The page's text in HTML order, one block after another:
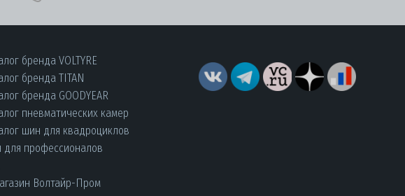
бренда VOLTYRE
бренда TITAN
бренда GOODYEAR
пневматических камер
шин для квадроциклов
профессионалов
Волтайр-Пром